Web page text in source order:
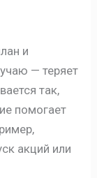
и
— теряет
так,
помогает
акций или